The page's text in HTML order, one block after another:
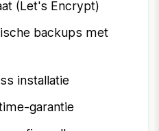
(Let's Encrypt)
backups met
installatie
garantie